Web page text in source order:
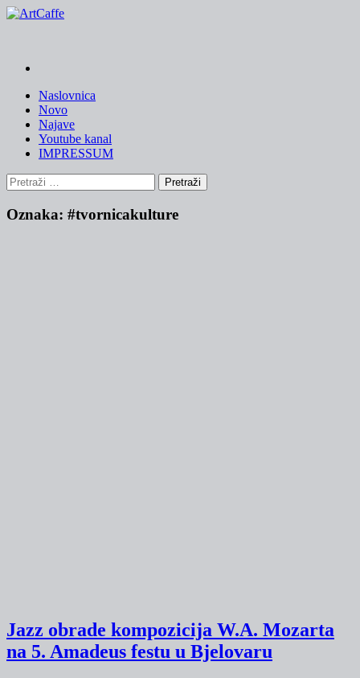
Skip
Naslovnica
Novo
Najave
Youtube kanal
IMPRESSUM
Pretraži:
Oznaka: #tvornicakulture
Jazz obrade kompozicija W.A. Mozarta
na 5. Amadeus festu u Bjelovaru